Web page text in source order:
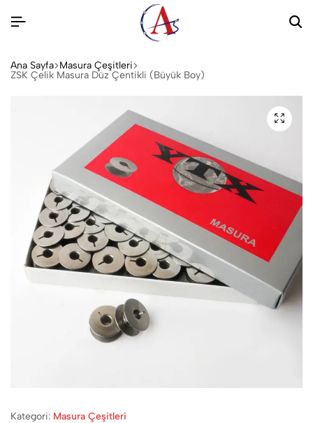
Ana Sayfa Masura Çeşitleri
ZSK Çelik Masura Düz Çentikli (Büyük Boy)
Kategori: Masura Çeşitleri